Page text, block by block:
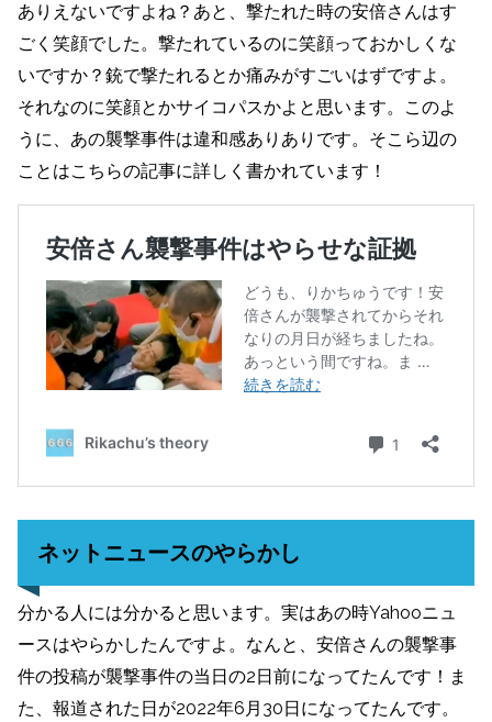
ありえないですよね？あと、撃たれた時の安倍さんはす
ごく笑顔でした。撃たれているのに笑顔っておかしくな
いですか？銃で撃たれるとか痛みがすごいはずですよ。
それなのに笑顔とかサイコパスかよと思います。このよ
うに、あの襲撃事件は違和感ありありです。そこら辺の
ことはこちらの記事に詳しく書かれています！
ネットニュースのやらかし
分かる人には分かると思います。実はあの時Yahooニュ
ースはやらかしたんですよ。なんと、安倍さんの襲撃事
件の投稿が襲撃事件の当日の2日前になってたんです！ま
た、報道された日が2022年6月30日になってたんです。